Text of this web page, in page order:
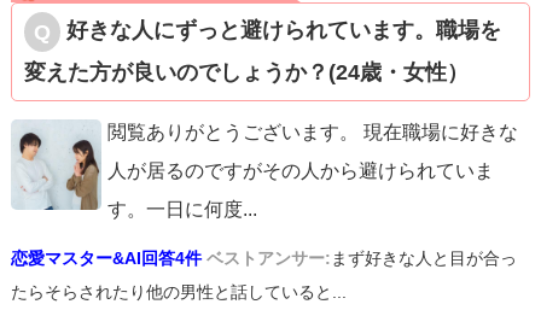
好きな人にずっと避けられています。職場を
変えた方が良いのでしょうか？(24歳・女性）
閲覧ありがとうございます。 現在職場に好きな
人が居るのですがその人から避けられていま
す。一日に何度...
恋愛マスター&AI回答4件 ベストアンサー: まず好きな人と目が合っ
たらそらされたり他の男性と話していると...